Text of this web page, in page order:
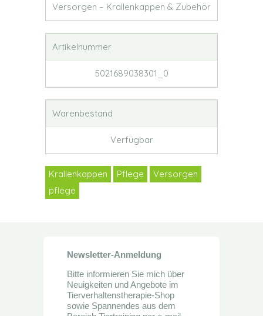
Versorgen – Krallenkappen & Zubehör
Artikelnummer
5021689038301_0
Warenbestand
Verfügbar
Krallenkappen Pflege
Versorgen
pflege
Newsletter-Anmeldung
Bitte informieren Sie mich über
Neuigkeiten und Angebote im
Tierverhaltenstherapie-Shop
sowie Spannendes aus dem